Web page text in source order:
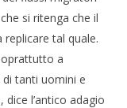
si ritenga che il
replicare tal quale.
a
tanti uomini e
l’antico adagio